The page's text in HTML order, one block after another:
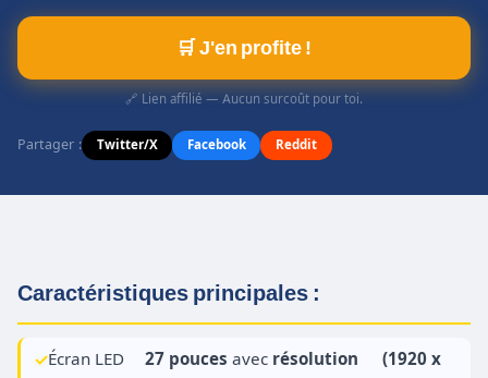
🛒 J'en profite !
🔗 Lien affilié — Aucun surcoût pour toi.
Partager : Twitter/X Facebook Reddit
Caractéristiques principales :
Écran LED
27 poucesavec résolution
(1920 x